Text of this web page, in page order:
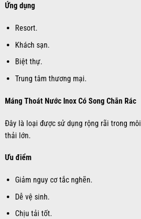
Ứng dụng
Resort.
Khách sạn.
Biệt thự.
Trung tâm thương mại.
Máng Thoát Nước Inox Có Song Chắn Rác
Đây là loại được sử dụng rộng rãi trong
thải lớn.
Ưu điểm
Giảm nguy cơ tắc nghẽn.
Dễ vệ sinh.
Chịu tải tốt.